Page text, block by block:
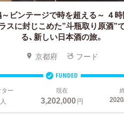
ビンテージで時を超える～ ４
スに封じこめた”斗瓶取り原酒”
る、新しい日本酒の旅。
京都府 フード
FUNDED
ター
人
現在
3,202,000円